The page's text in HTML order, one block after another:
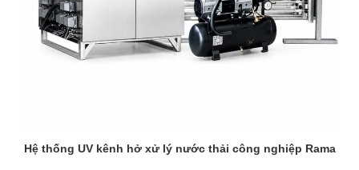
Hệ thống UV kênh hở xử lý nước thải công nghiệp Rama